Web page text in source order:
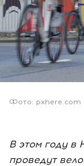
Фото: pxhere.com
В этом году в
проведут